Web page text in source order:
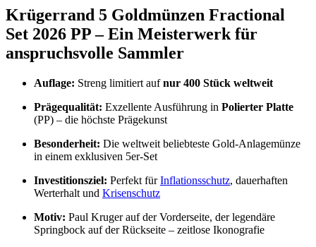
Krügerrand 5 Goldmünzen Fractional
Set 2026 PP – Ein Meisterwerk für
anspruchsvolle Sammler
Auflage: Streng limitiert aufnur 400 Stück weltweit
Prägequalität: Exzellente Ausführung in Polierter Platte
(PP) – die höchste Prägekunst
Besonderheit: Die weltweit beliebteste Gold-Anlagemünze
in einem exklusiven 5er-Set
Investitionsziel: Perfekt fürInflationsschutz, dauerhaften
Werterhalt und Krisenschutz
Motiv: Paul Kruger auf der Vorderseite, der legendäre
Springbock auf der Rückseite – zeitlose Ikonografie